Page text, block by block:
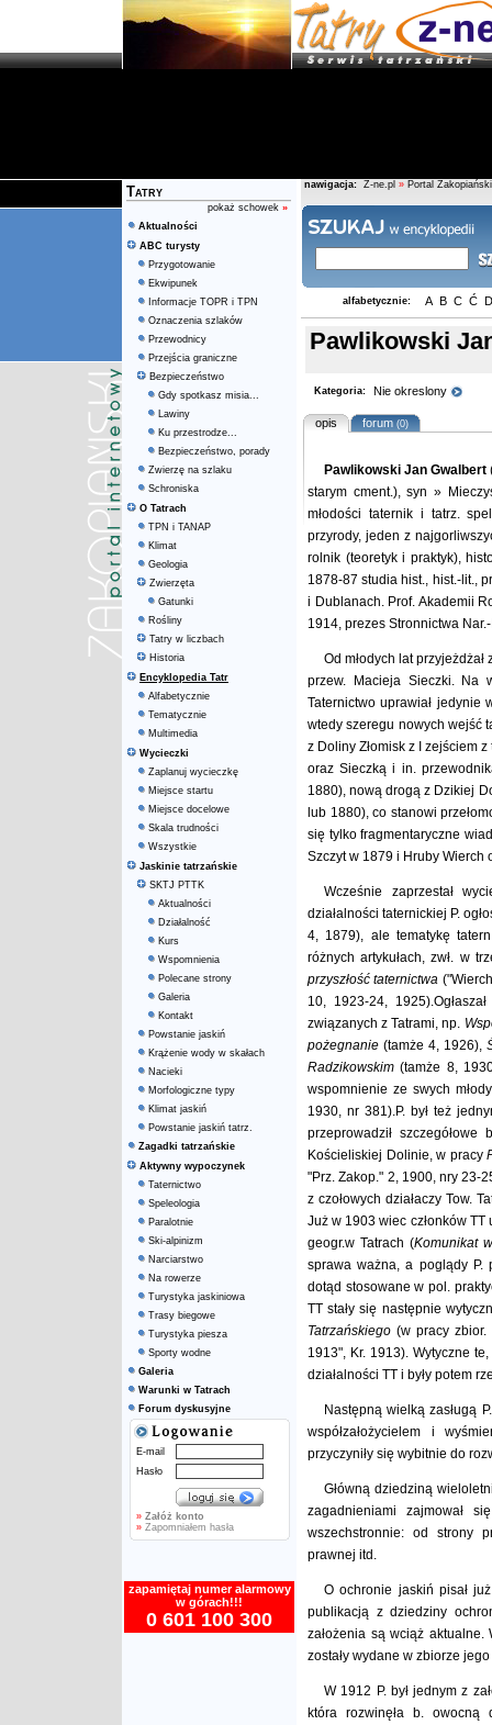
Tatry
pokaż schowek »
Aktualności
ABC turysty
Przygotowanie
Ekwipunek
Informacje TOPR i TPN
Oznaczenia szlaków
Przewodnicy
Przejścia graniczne
Bezpieczeństwo
Gdy spotkasz misia...
Lawiny
Ku przestrodze...
Bezpieczeństwo, porady
Zwierzę na szlaku
Schroniska
O Tatrach
TPN i TANAP
Klimat
Geologia
Zwierzęta
Gatunki
Rośliny
Tatry w liczbach
Historia
Encyklopedia Tatr
Alfabetycznie
Tematycznie
Multimedia
Wycieczki
Zaplanuj wycieczkę
Miejsce startu
Miejsce docelowe
Skala trudności
Wszystkie
Jaskinie tatrzańskie
SKTJ PTTK
Aktualności
Działalność
Kurs
Wspomnienia
Polecane strony
Galeria
Kontakt
Powstanie jaskiń
Krążenie wody w skałach
Nacieki
Morfologiczne typy
Klimat jaskiń
Powstanie jaskiń tatrz.
Zagadki tatrzańskie
Aktywny wypoczynek
Taternictwo
Speleologia
Paralotnie
Ski-alpinizm
Narciarstwo
Na rowerze
Turystyka jaskiniowa
Trasy biegowe
Turystyka piesza
Sporty wodne
Galeria
Warunki w Tatrach
Forum dyskusyjne
E-mail
Hasło
» Załóż konto
»Zapomniałem hasła
zapamiętaj numer alarmowy
w górach!!!
0 601 100 300
nawigacja: Z-ne.pl » Portal Zakopiański
alfabetycznie: A B C Ć D
Pawlikowski
Kategoria: Nie okreslony
opis forum(0)
Pawlikowski Jan Gwalbert
starym cment.), syn »
młodości taternik i tatrz.
przyrody, jeden z
rolnik (teoretyk i praktyk),
1878-87 studia hist., hist.-lit.,
i Dublanach. Prof. Akademii
1914, prezes Stronnictwa
Od młodych lat
przew. Macieja Sieczki. Na
Taternictwo uprawiał jedynie
wtedy szeregu nowych wejść
z Doliny Złomisk z I zejściem
oraz Sieczką i in.
1880), nową drogą z Dzikiej
lub 1880), co stanowi
się tylko fragmentaryczne
Szczyt w 1879 i Hruby Wierch
Wcześnie zaprzestał
działalności taternickiej P.
4, 1879), ale tematykę
różnych artykułach, zwł. w
przyszłość taternictwa
10, 1923-24,
związanych z Tatrami, np.
pożegnanie (tamże 4, 1926),
Radzikowskim(tamże 8,
wspomnienie ze swych
1930, nr 381).P. był też
przeprowadził
Kościeliskiej Dolinie, w pracy
"Prz. Zakop." 2, 1900, nry 23-
z czołowych działaczy Tow.
Już w 1903 wiec członków
geogr.w Tatrach (Komunikat
sprawa ważna, a poglądy P.
dotąd stosowane w pol.
TT stały się następnie
Tatrzańskiego(w pracy zbior.
1913", Kr. 1913). Wytyczne
działalności TT i były potem
Następną wielką zasługą
współzałożycielem i
przyczyniły się wybitnie do
Główną dziedziną
zagadnieniami zajmował
wszechstronnie: od strony
prawnej itd.
O ochronie jaskiń pisał
publikacją z dziedziny
założenia są wciąż aktualne.
zostały wydane w zbiorze
W 1912 P. był jednym z
która rozwinęła b. owocną